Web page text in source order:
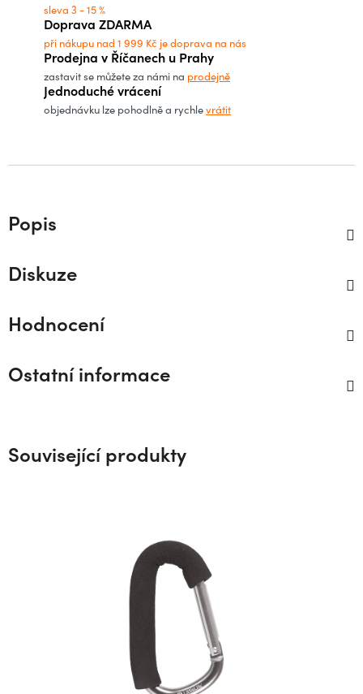
sleva 3 - 15 %
Doprava ZDARMA
při nákupu nad 1 999 Kč je doprava na nás
Prodejna v Říčanech u Prahy
zastavit se můžete za námi na prodejně
Jednoduché vrácení
objednávku lze pohodlně a rychlevrátit
Popis
Diskuze
Hodnocení
Ostatní informace
Související produkty